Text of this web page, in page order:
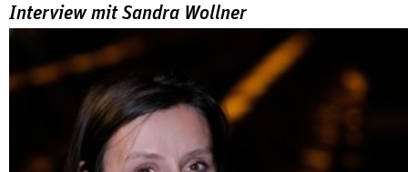
Interview mit Sandra Wollner